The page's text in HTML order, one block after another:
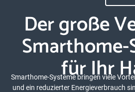
Der große
für Ihr
Smarthome-Systeme bringen viele
und ein reduzierter Energieverbrauch